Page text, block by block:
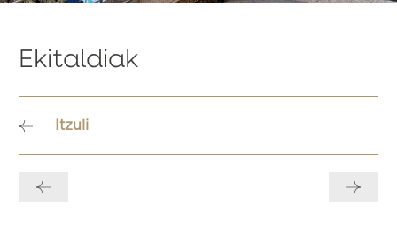
Ekitaldiak
Itzuli
zehar